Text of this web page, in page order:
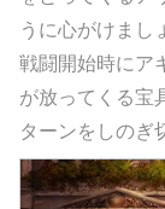
うに心がけまし
戦闘開始時にア
が放ってくる宝
ターンをしのぎ